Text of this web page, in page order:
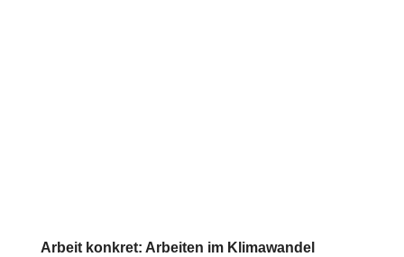
Arbeit konkret: Arbeiten im Klimawandel